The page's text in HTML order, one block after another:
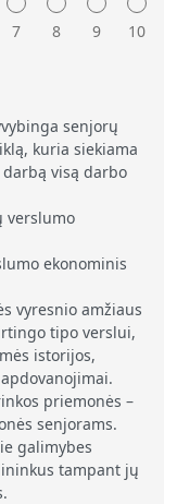
7 8 9 10
senjorų
kuria siekiama
visą darbo
verslumo
ekonominis
vyresnio amžiaus
tipo verslui,
istorijos,
priemonės –
senjorams.
galimybes
tampant jų